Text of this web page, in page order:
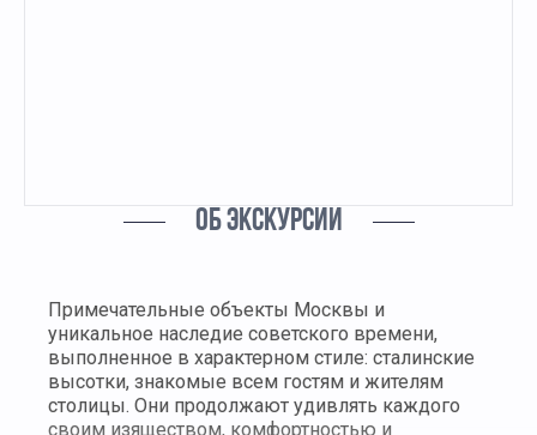
ОБ ЭКСКУРСИИ
Примечательные объекты Москвы и
уникальное наследие советского времени,
выполненное в характерном стиле: сталинские
высотки, знакомые всем гостям и жителям
столицы. Они продолжают удивлять каждого
своим изяществом, комфортностью и